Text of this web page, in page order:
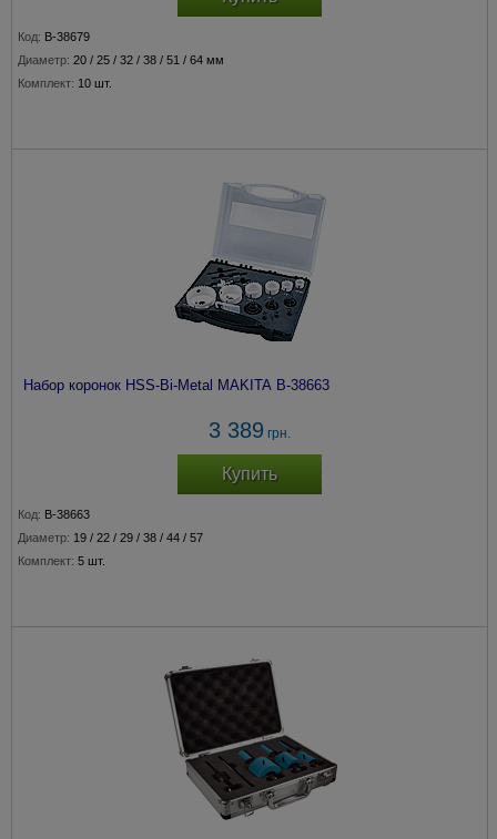
Код: B-38679
Диаметр: 20 / 25 / 32 / 38 / 51 / 64 мм
Комплект: 10 шт.
Набор коронок HSS-Bi-Metal MAKITA B-38663
3 389 грн.
Купить
Код: B-38663
Диаметр: 19 / 22 / 29 / 38 / 44 / 57
Комплект: 5 шт.